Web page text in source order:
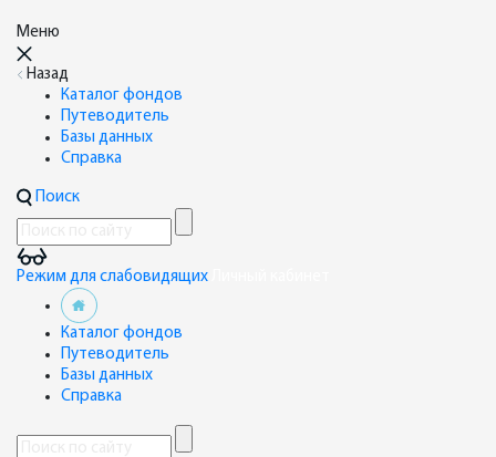
Меню
Назад
Каталог фондов
Путеводитель
Базы данных
Справка
Поиск
Режим для слабовидящих
Каталог фондов
Путеводитель
Базы данных
Справка